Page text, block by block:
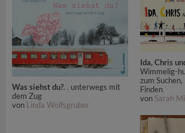
Was siehst du?. . unterwegs mit
dem Zug
von Linda Wolfsgruber
Ida, Chris
Wimmelig-
zum
Finden
von Sarah